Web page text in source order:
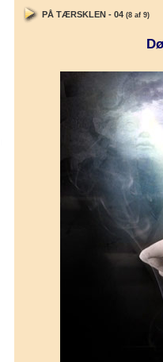
PÅ TÆRSKLEN - 04 (8 af 9)